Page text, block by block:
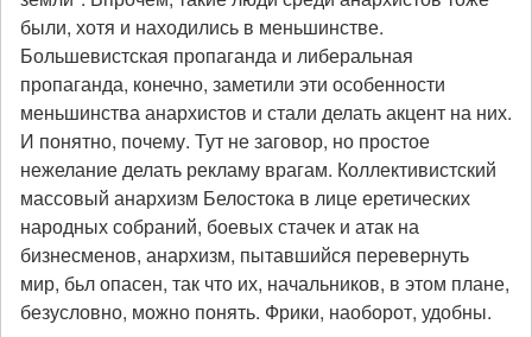
были, хотя и находились в меньшинстве.
Большевистская пропаганда и либеральная
пропаганда, конечно, заметили эти особенности
меньшинства анархистов и стали делать акцент на них.
И понятно, почему. Тут не заговор, но простое
нежелание делать рекламу врагам. Коллективистский
массовый анархизм Белостока в лице еретических
народных собраний, боевых стачек и атак на
бизнесменов, анархизм, пытавшийся перевернуть
мир, бьл опасен, так что их, начальников, в этом плане,
безусловно, можно понять. Фрики, наоборот, удобны.